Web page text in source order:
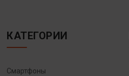
КАТЕГОРИИ
Смартфоны